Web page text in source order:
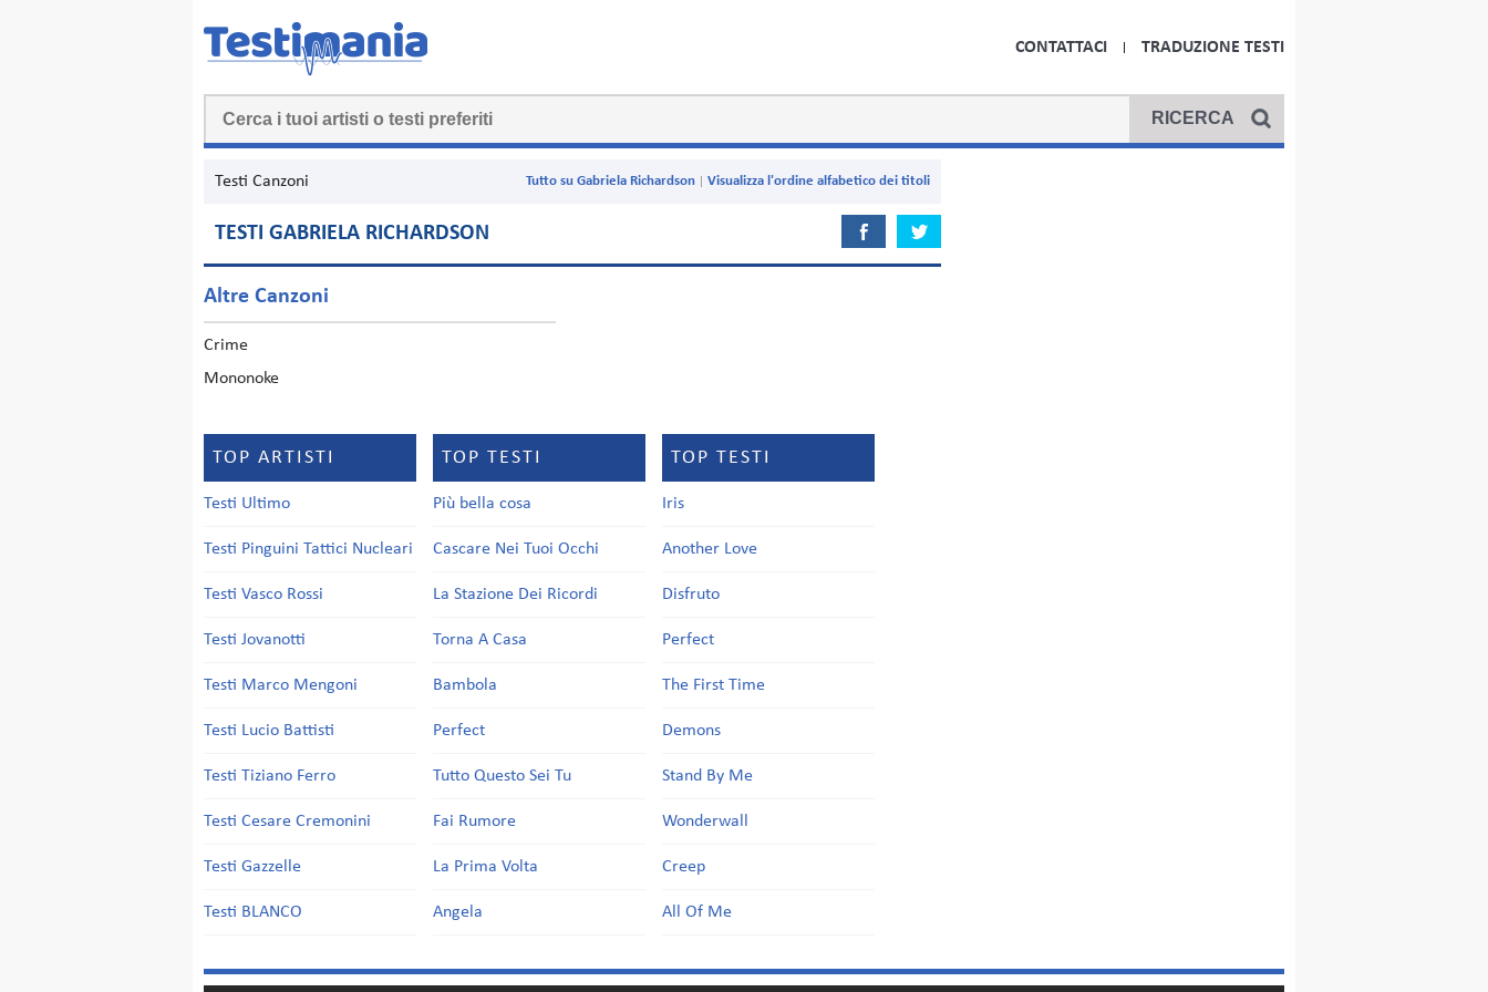
CONTATTACI TRADUZIONE TESTI
Testi Canzoni Visualizza l'ordine alfabetico dei titoli
Tutto su Gabriela Richardson
TESTI GABRIELA RICHARDSON
Altre Canzoni
Crime
Mononoke
TOP ARTISTI
Testi Ultimo
Testi Pinguini Tattici Nucleari
Testi Vasco Rossi
Testi Jovanotti
Testi Marco Mengoni
Testi Lucio Battisti
Testi Tiziano Ferro
Testi Cesare Cremonini
Testi Gazzelle
Testi BLANCO
TOP TESTI
Più bella cosa
Cascare Nei Tuoi Occhi
La Stazione Dei Ricordi
Torna A Casa
Bambola
Perfect
Tutto Questo Sei Tu
Fai Rumore
La Prima Volta
Angela
TOP TESTI
Iris
Another Love
Disfruto
Perfect
The First Time
Demons
Stand By Me
Wonderwall
Creep
All Of Me